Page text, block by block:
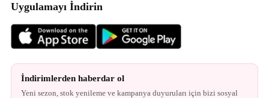
Uygulamayı İndirin
İndirimlerden haberdar ol
Yeni sezon, stok yenileme ve kampanya duyuruları için bizi sosyal